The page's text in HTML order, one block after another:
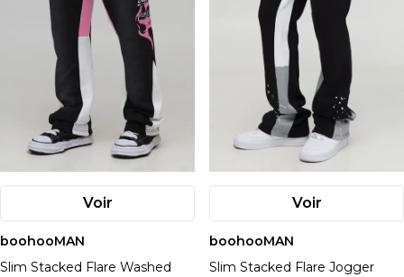
Voir
boohooMAN
Slim Stacked Flare Washed
Voir
boohooMAN
Slim Stacked Flare Jogger